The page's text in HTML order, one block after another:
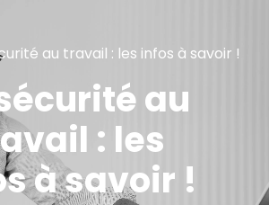
au travail : les infos à savoir !
au
: les
à savoir !